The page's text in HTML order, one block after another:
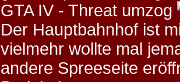
GTA IV - Threat umzog
Der Hauptbahnhof ist
vielmehr wollte mal
andere Spreeseite